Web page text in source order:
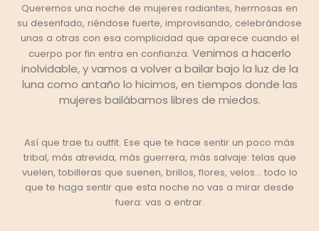
Queremos una noche de mujeres radiantes, hermosas en
su desenfado, riéndose fuerte, improvisando, celebrándose
unas a otras con esa complicidad que aparece cuando el
cuerpo por fin entra en confianza. Venimos a hacerlo
inolvidable, ​y vamos a volver a bailar bajo la luz de la
luna como antaño lo hicimos, en ​tiempos donde las
mujeres bailábamos libres de miedos.
Así que trae tu outfit.​ Ese que te hace sentir un poco más
tribal, más atrevida, más guerrera, más salvaje​: telas que
vuelen, tobilleras que suenen, brillos, flores, velos… todo lo
que te haga sentir que esta noche no vas a mirar desde
fuera: vas a entrar.